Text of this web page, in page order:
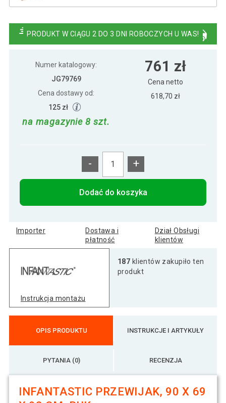
PRODUKT W CIĄGU 2 DO 3 DNI ROBOCZYCH U WAS!
Numer katalogowy:
JG79769
Cena dostawy od:
125 zł
na magazynie 8 szt.
761 zł
Cena netto
618,70 zł
- +
Dodać do koszyka
Importer
Dostawa i
płatność
Dział Obsługi
klientów
Instrukcja montażu
187 klientów zakupiło ten
produkt
OPIS PRODUKTU INSTRUKCJE I ARTYKUŁY
PYTANIA (0) RECENZJA
INFANTASTIC PRZEWIJAK, 90 X 69